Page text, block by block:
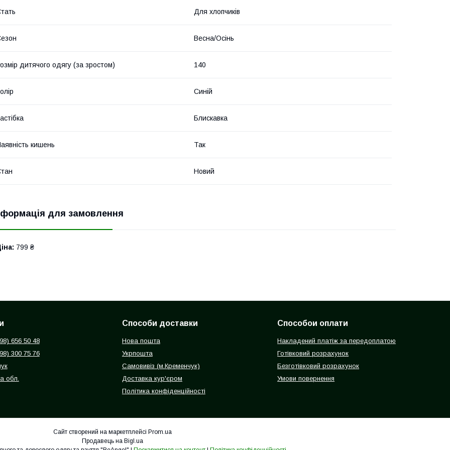
Для хлопчиків
Весна/Осінь
дитячого одягу (за зростом) 140
Синій
Блискавка
кишень Так
Новий
для замовлення
799 ₴
656 50 48
300 75 76
обл.
Способи доставки
Нова пошта
Укрпошта
Самовивіз (м.Кременчук)
Доставка кур'єром
Політика конфіденційності
Способои оплати
Накладений платіж за передоплатою
Готівковий розрахунок
Безготівковий розрахунок
Умови повернення
Сайт створений на маркетплейсі Prom.ua
Продавець на Bigl.ua